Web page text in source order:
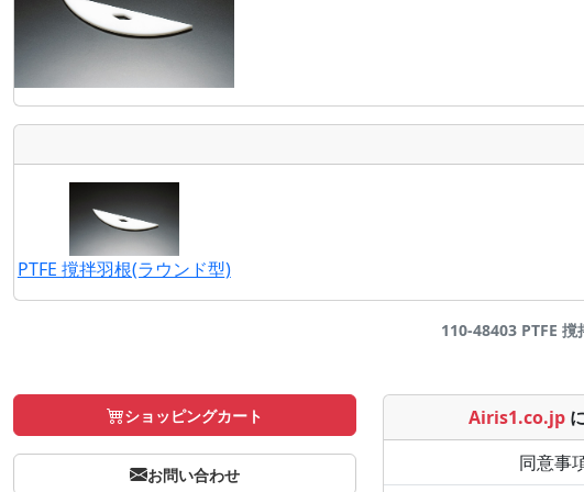
PTFE 撹拌羽根(ラウンド型)
110-48403 PTFE
ショッピングカート
お問い合わせ
Airis1.co.jp
同意事